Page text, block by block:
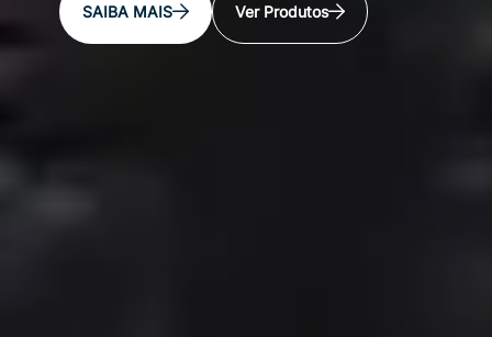
SAIBA MAIS Ver Produtos